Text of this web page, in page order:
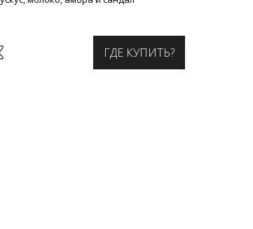
ГДЕ КУПИТЬ?